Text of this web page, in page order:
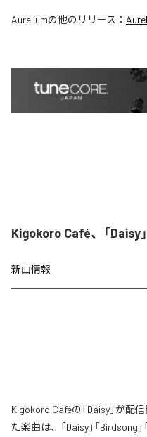
Aureliumの他のリリース：
Kigokoro Café、「Daisy
新曲情報
Kigokoro Caféの「Daisy」が
た楽曲は、「Daisy」「Birdsong」